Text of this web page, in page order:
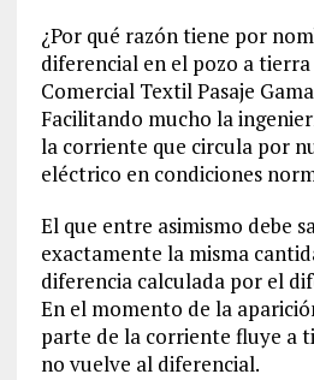
¿Por qué razón tiene por
diferencial en el pozo a
Comercial Textil Pasaje
Facilitando mucho la
la corriente que circula por
eléctrico en condiciones
El que entre asimismo debe
exactamente la misma
diferencia calculada por el
En el momento de la
parte de la corriente fluye a
no vuelve al diferencial.